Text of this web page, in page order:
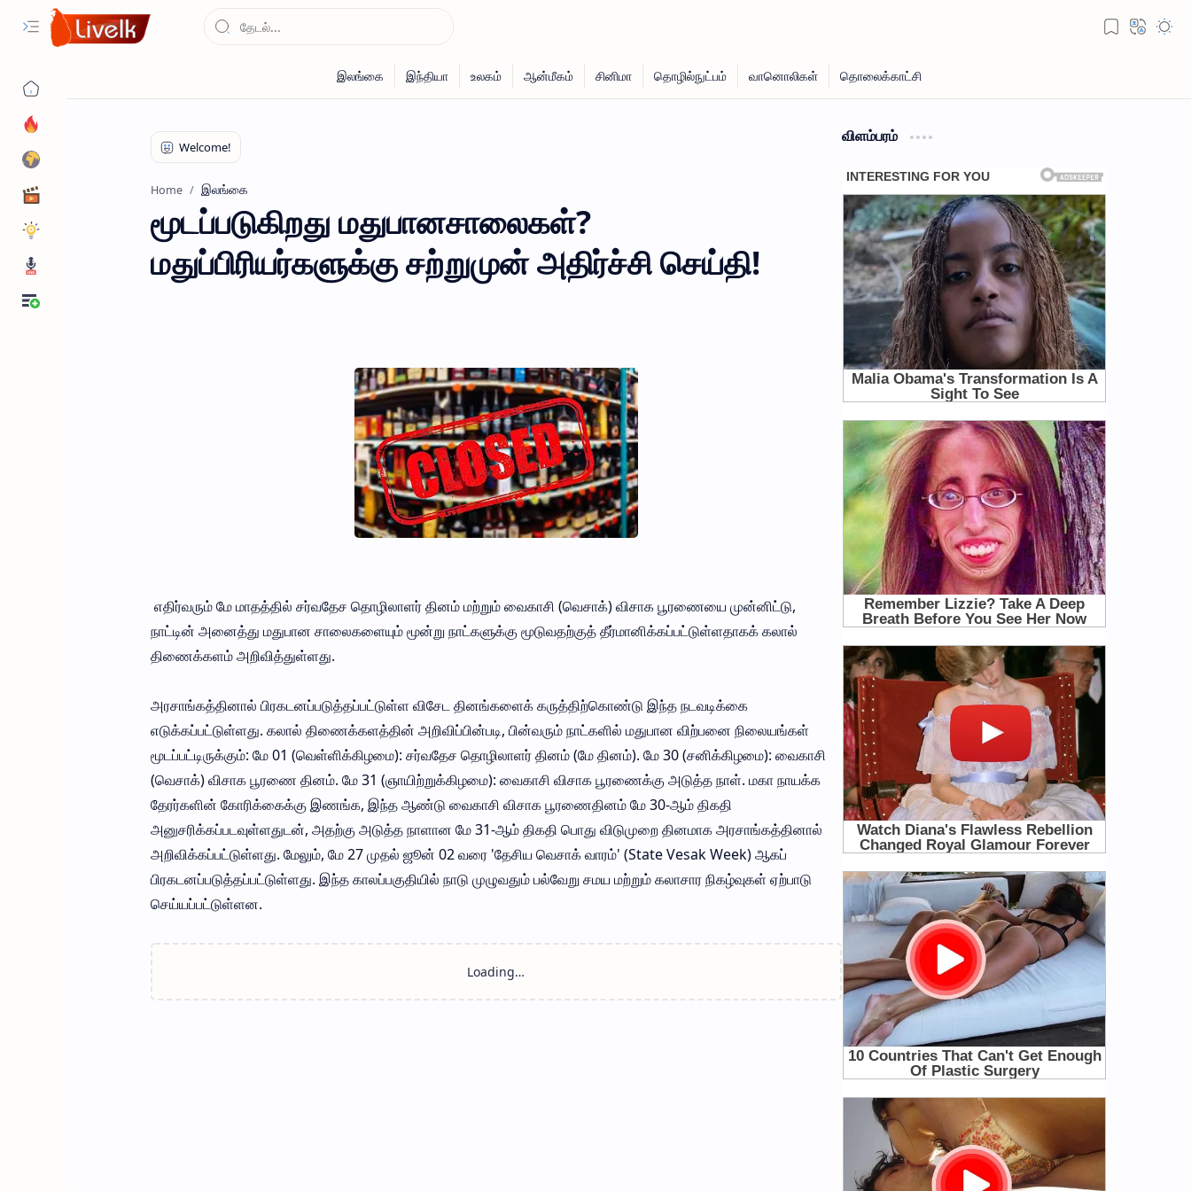
Home இலங்கை
மூடப்படுகிறது மதுபானசாலைகள்?
மதுப்பிரியர்களுக்கு சற்றுமுன் அதிர்ச்சி செய்தி!
எதிர்வரும் மே மாதத்தில் சர்வதேச தொழிலாளர் தினம் மற்றும் வைகாசி (வெசாக்) விசாக பூரணையை முன்னிட்டு,
நாட்டின் அனைத்து மதுபான சாலைகளையும் மூன்று நாட்களுக்கு மூடுவதற்குத் தீர்மானிக்கப்பட்டுள்ளதாகக் கலால்
திணைக்களம் அறிவித்துள்ளது.
அரசாங்கத்தினால் பிரகடனப்படுத்தப்பட்டுள்ள விசேட தினங்களைக் கருத்திற்கொண்டு இந்த நடவடிக்கை
எடுக்கப்பட்டுள்ளது. கலால் திணைக்களத்தின் அறிவிப்பின்படி, பின்வரும் நாட்களில் மதுபான விற்பனை நிலையங்கள்
மூடப்பட்டிருக்கும்: மே 01 (வெள்ளிக்கிழமை): சர்வதேச தொழிலாளர் தினம் (மே தினம்). மே 30 (சனிக்கிழமை): வைகாசி
(வெசாக்) விசாக பூரணை தினம். மே 31 (ஞாயிற்றுக்கிழமை): வைகாசி விசாக பூரணைக்கு அடுத்த நாள். மகா நாயக்க
தேரர்களின் கோரிக்கைக்கு இணங்க, இந்த ஆண்டு வைகாசி விசாக பூரணைதினம் மே 30-ஆம் திகதி
அனுசரிக்கப்படவுள்ளதுடன், அதற்கு அடுத்த நாளான மே 31-ஆம் திகதி பொது விடுமுறை தினமாக அரசாங்கத்தினால்
அறிவிக்கப்பட்டுள்ளது. மேலும், மே 27 முதல் ஜூன் 02 வரை 'தேசிய வெசாக் வாரம்' (State Vesak Week) ஆகப்
பிரகடனப்படுத்தப்பட்டுள்ளது. இந்த காலப்பகுதியில் நாடு முழுவதும் பல்வேறு சமய மற்றும் கலாசார நிகழ்வுகள் ஏற்பாடு
செய்யப்பட்டுள்ளன.
விளம்பரம்